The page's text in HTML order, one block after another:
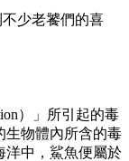
少老饕們的喜
）」所引起的毒
生物體內所含的毒
洋中，鯊魚便屬於